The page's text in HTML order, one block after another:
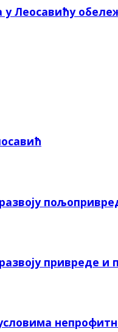
Леосавићу
привреде